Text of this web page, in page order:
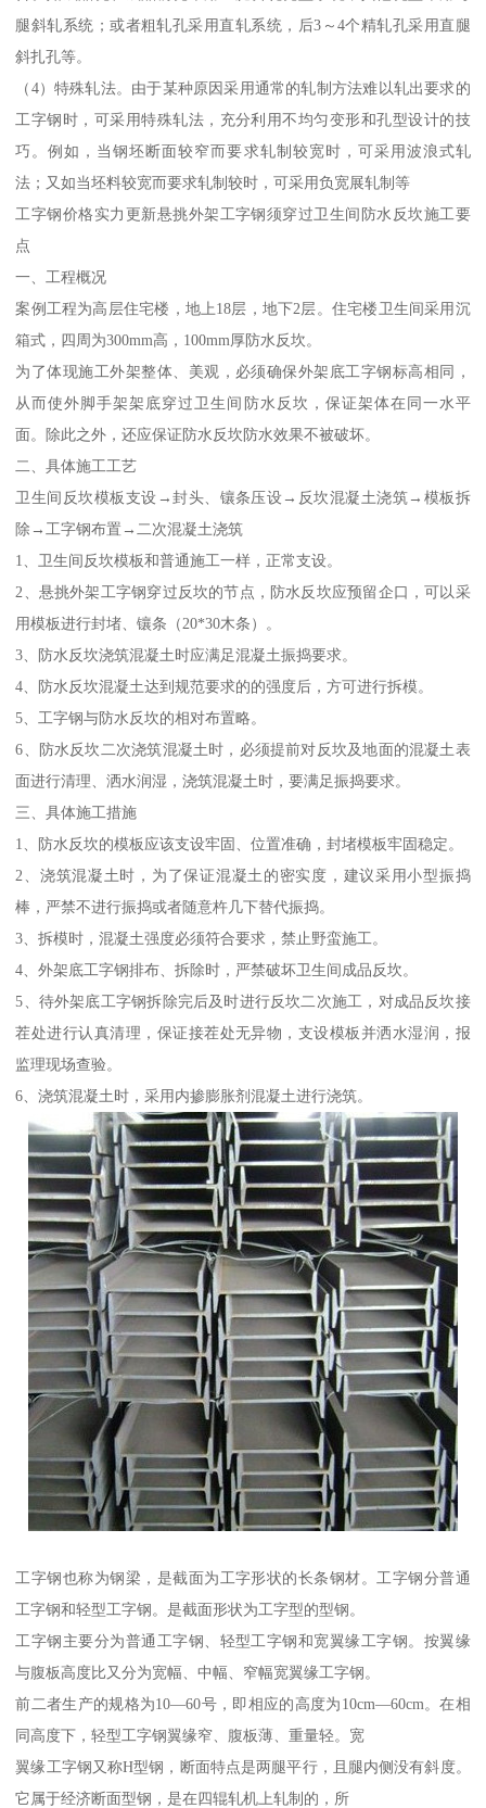
腿斜轧系统；或者粗轧孔采用直轧系统，后3～4个精轧孔采用直腿
斜扎孔等。
（4）特殊轧法。由于某种原因采用通常的轧制方法难以轧出要求的
工字钢时，可采用特殊轧法，充分利用不均匀变形和孔型设计的技
巧。例如，当钢坯断面较窄而要求轧制较宽时，可采用波浪式轧
法；又如当坯料较宽而要求轧制较时，可采用负宽展轧制等
工字钢价格实力更新悬挑外架工字钢须穿过卫生间防水反坎施工要
点
一、工程概况
案例工程为高层住宅楼，地上18层，地下2层。住宅楼卫生间采用沉
箱式，四周为300mm高，100mm厚防水反坎。
为了体现施工外架整体、美观，必须确保外架底工字钢标高相同，
从而使外脚手架架底穿过卫生间防水反坎，保证架体在同一水平
面。除此之外，还应保证防水反坎防水效果不被破坏。
二、具体施工工艺
卫生间反坎模板支设→封头、镶条压设→反坎混凝土浇筑→模板拆
除→工字钢布置→二次混凝土浇筑
1、卫生间反坎模板和普通施工一样，正常支设。
2、悬挑外架工字钢穿过反坎的节点，防水反坎应预留企口，可以采
用模板进行封堵、镶条（20*30木条）。
3、防水反坎浇筑混凝土时应满足混凝土振捣要求。
4、防水反坎混凝土达到规范要求的的强度后，方可进行拆模。
5、工字钢与防水反坎的相对布置略。
6、防水反坎二次浇筑混凝土时，必须提前对反坎及地面的混凝土表
面进行清理、洒水润湿，浇筑混凝土时，要满足振捣要求。
三、具体施工措施
1、防水反坎的模板应该支设牢固、位置准确，封堵模板牢固稳定。
2、浇筑混凝土时，为了保证混凝土的密实度，建议采用小型振捣
棒，严禁不进行振捣或者随意杵几下替代振捣。
3、拆模时，混凝土强度必须符合要求，禁止野蛮施工。
4、外架底工字钢排布、拆除时，严禁破坏卫生间成品反坎。
5、待外架底工字钢拆除完后及时进行反坎二次施工，对成品反坎接
茬处进行认真清理，保证接茬处无异物，支设模板并洒水湿润，报
监理现场查验。
6、浇筑混凝土时，采用内掺膨胀剂混凝土进行浇筑。
工字钢也称为钢梁，是截面为工字形状的长条钢材。工字钢分普通
工字钢和轻型工字钢。是截面形状为工字型的型钢。
工字钢主要分为普通工字钢、轻型工字钢和宽翼缘工字钢。按翼缘
与腹板高度比又分为宽幅、中幅、窄幅宽翼缘工字钢。
前二者生产的规格为10—60号，即相应的高度为10cm—60cm。在相
同高度下，轻型工字钢翼缘窄、腹板薄、重量轻。宽
翼缘工字钢又称H型钢，断面特点是两腿平行，且腿内侧没有斜度。
它属于经济断面型钢，是在四辊轧机上轧制的，所